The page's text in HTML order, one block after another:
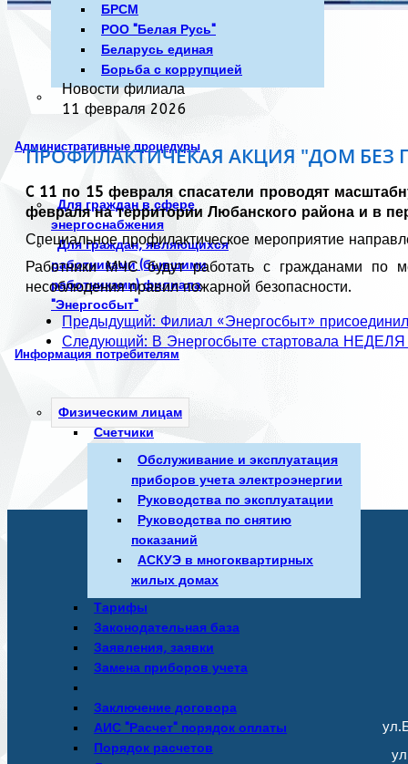
БРСМ
РОО "Белая Русь"
Беларусь единая
Борьба с коррупцией
Административные процедуры
Для граждан в сфере
энергоснабжения
Для граждан, являющихся
работниками (бывшими
работниками) филиала
"Энергосбыт"
Информация потребителям
Физическим лицам
Счетчики
Обслуживание и эксплуатация
приборов учета электроэнергии
Руководства по эксплуатации
Руководства по снятию
показаний
АСКУЭ в многоквартирных
жилых домах
Тарифы
Законодательная база
Заявления, заявки
Замена приборов учета
Заключение договора
АИС "Расчет" порядок оплаты
Порядок расчетов
Новости филиала
11 февраля 2026
ПРОФИЛАКТИЧЕКАЯ АКЦИЯ "ДОМ БЕЗ
C 11 по 15 февраля спасатели проводят
февраля на территории Любанского района и в
Специальное профилактическое мероприятие
Работники МЧС будут работать с гражданами по
несоблюдения правил пожарной безопасности.
Предыдущий: Филиал «Энергосбыт»
Следующий: В Энергосбыте стартовала